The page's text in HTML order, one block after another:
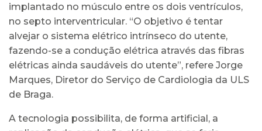
implantado no músculo entre os dois ventrículos,
no septo interventricular. “O objetivo é tentar
alvejar o sistema elétrico intrínseco do utente,
fazendo-se a condução elétrica através das fibras
elétricas ainda saudáveis do utente”, refere Jorge
Marques, Diretor do Serviço de Cardiologia da ULS
de Braga.
A tecnologia possibilita, de forma artificial, a